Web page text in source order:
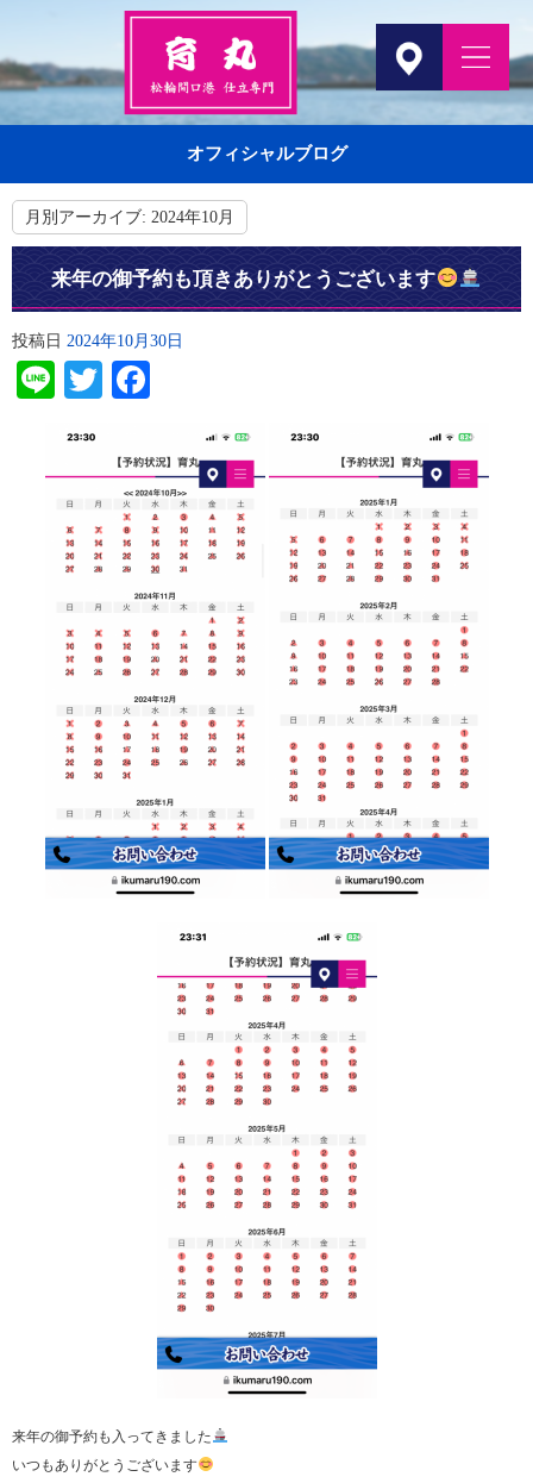
オフィシャルブログ
月別アーカイブ: 2024年10月
来年の御予約も頂きありがとうございます
投稿日 2024年10月30日
LineTwitter
来年の御予約も入ってきました
いつもありがとうございます